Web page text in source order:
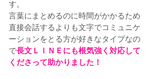
す。
言葉にまとめるのに時間がかかるため
直接会話するよりも文字でコミュニケ
ーションをとる方が好きなタイプなの
で長文ＬＩＮＥにも根気強く対応して
くださって助かりました！